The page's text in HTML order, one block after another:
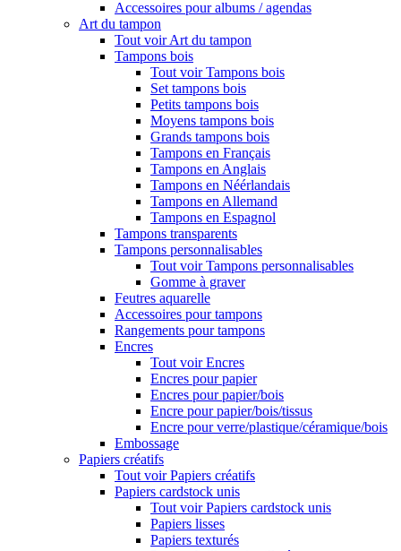
Accessoires pour albums / agendas
Art du tampon
Tout voir Art du tampon
Tampons bois
Tout voir Tampons bois
Set tampons bois
Petits tampons bois
Moyens tampons bois
Grands tampons bois
Tampons en Français
Tampons en Anglais
Tampons en Néérlandais
Tampons en Allemand
Tampons en Espagnol
Tampons transparents
Tampons personnalisables
Tout voir Tampons personnalisables
Gomme à graver
Feutres aquarelle
Accessoires pour tampons
Rangements pour tampons
Encres
Tout voir Encres
Encres pour papier
Encres pour papier/bois
Encre pour papier/bois/tissus
Encre pour verre/plastique/céramique/bois
Embossage
Papiers créatifs
Tout voir Papiers créatifs
Papiers cardstock unis
Tout voir Papiers cardstock unis
Papiers lisses
Papiers texturés